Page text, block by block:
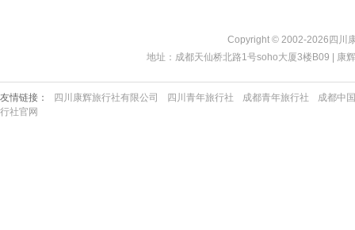
Copyright © 2002-2026四川
地址：成都天仙桥北路1号soho大厦3楼B09 |
友情链接： 四川康辉旅行社有限公司 四川青年旅行社 成都青年旅行社
成都中
行社官网